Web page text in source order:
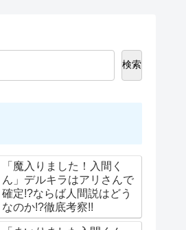
検索
「魔入りました！入間く
ん」デルキラはアリさんで
確定!?ならば人間説はどう
なのか!?徹底考察!!